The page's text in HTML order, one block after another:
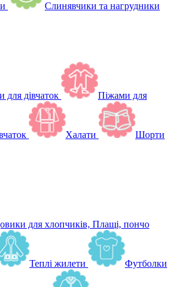
Слинявчики та нагрудники
для дівчаток Піжами для
Халати Шорти
для хлопчиків, Плащі, пончо
Теплі жилети Футболки